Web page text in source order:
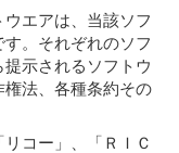
エアは、当該ソフ
。それぞれのソフ
示されるソフトウ
法、各種条約その
コー」、「ＲＩＣ